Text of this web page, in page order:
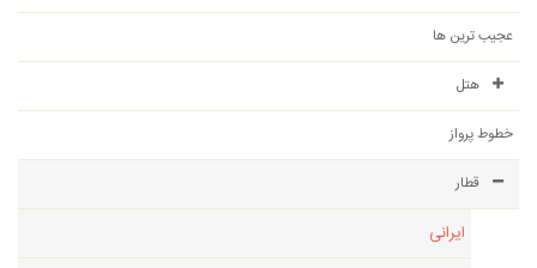
عجیب ترین ها
هتل
خطوط پرواز
قطار
ایرانی